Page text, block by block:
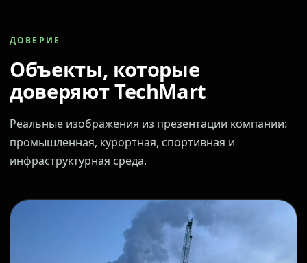
ДОВЕРИЕ
Объекты, которые
доверяют TechMart
Реальные изображения из презентации компании:
промышленная, курортная, спортивная и
инфраструктурная среда.